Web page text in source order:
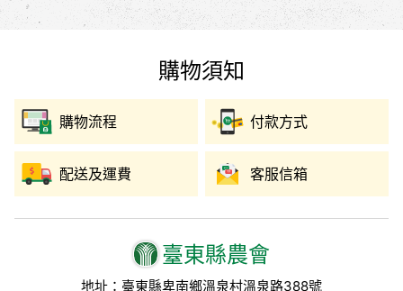
臺東縣農會
地址：臺東縣卑南鄉溫泉村溫泉路388號
購物須知
購物流程 付款方式
配送及運費 客服信箱